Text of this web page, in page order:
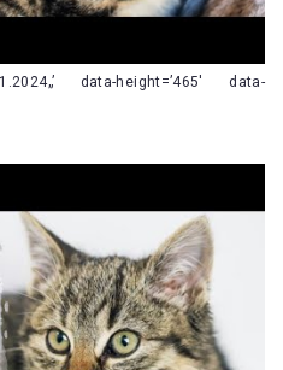
data-height=’465′ data-